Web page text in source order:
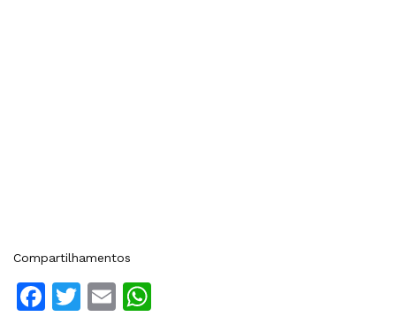
Compartilhamentos
Facebook
Twitter
Email